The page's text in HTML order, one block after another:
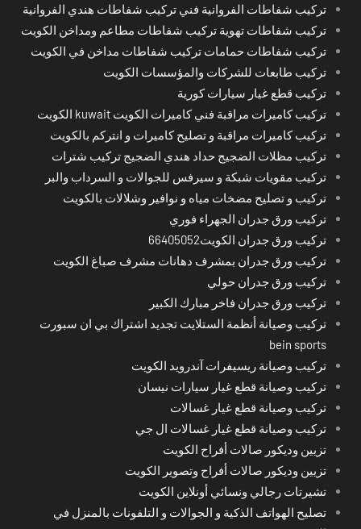
تركيب شفاطات الفروانية فني تركيب شفاطات هندي الفروانية
تركيب شفاطات تهوية تركيب شفاطات مطاعم ومداخن الكويت
تركيب شفاطات حمامات تركيب شفاطات مداخن في الكويت
تركيب طابعات للشركات والمؤسسات الكويت
تركيب قطع غيار سيارات كورية
تركيب كاميرات مراقبة فني كاميرات الكويت kuwait الكويت
تركيب كاميرات مراقبة و تصليح كاميرات و انتركم بالكويت
تركيب مظلات الضجيج حداد هندي الضجيج تركيب شترات
تركيب مقويات شبكة و سيرفس للجوالات و السرداب والبر
تركيب و تصليح مضخات مياه و نوافير وشلالات بالكويت
تركيب ورق جدران الجهراء فوري
تركيب ورق جدران الكويت66405052
تركيب ورق جدران بمشرف دهانات مشرف صباغ الكويت
تركيب ورق جدران حولي
تركيب ورق جدران فاخر مبارك الكبير
تركيب وصيانة أنظمة الستلايت تجديد اشتراك بي ان سبورت
bein sports
تركيب وصيانة ريسيفرات آندرويد الكويت
تركيب وصيانة قطع غيار سيارات نيسان
تركيب وصيانة قطع غيار غسالات
تركيب وصيانة قطع غيار غسالات ال جي
تزيين وديكور صالات أفراح الكويت
تزيين وديكور صالات أفراح وتصوير الكويت
تشيرتات رجالي ونسائي أونلاين الكويت
تصليح الهواتف الذكية و الجوالات و التلفونات بالمنزل في